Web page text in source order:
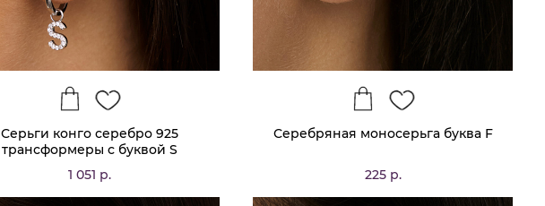
Серьги конго серебро 925
трансформеры с буквой S
1 051 р.
Серебряная моносерьга буква F
225 р.